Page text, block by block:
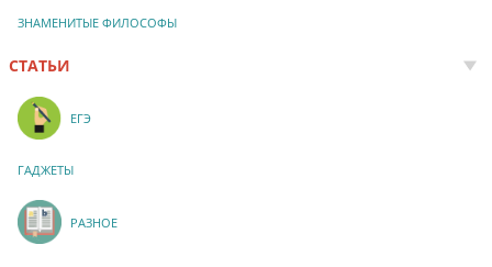
ЗНАМЕНИТЫЕ ФИЛОСОФЫ
СТАТЬИ
ЕГЭ
ГАДЖЕТЫ
РАЗНОЕ